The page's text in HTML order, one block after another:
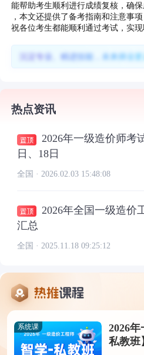
能帮助考生顺利进行成绩复核，确
，本文还提供了备考指南和注意事
祝各位考生都能顺利通过考试，实现
沉淀专业、精进技能，未来择业更
热点资讯
2026年一级造价师考
日、18日
全国 · 2026.02.03 15:48:08
2026年全国一级造价
汇总
全国 · 2025.11.18 09:25:12
系统课
2026
私教班